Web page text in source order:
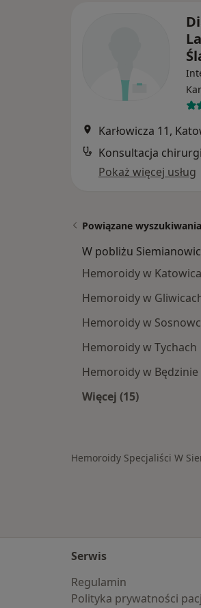
Karłowicza 11,
Konsultacja
Pokaż więcej usług
Powiązane wyszukiwania
W pobliżu
Hemoroidy w
Hemoroidy w
Hemoroidy w
Hemoroidy w Tychach
Hemoroidy w Będzinie
Więcej (15)
Hemoroidy Specjaliści W
Serwis
Regulamin
Polityka prywatności